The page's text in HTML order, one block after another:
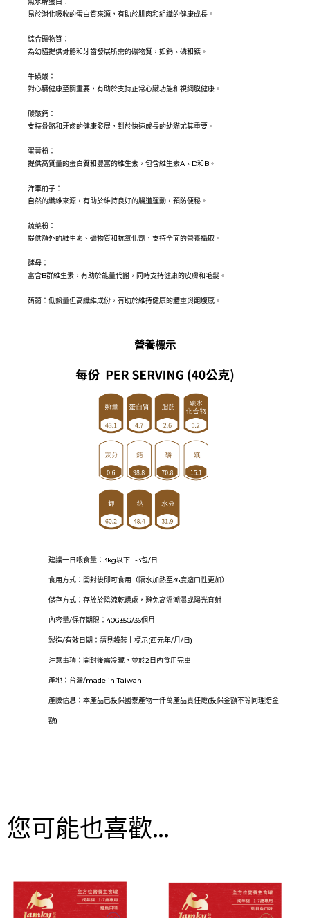
易於消化吸收的蛋白質來源，有助於肌肉和組織的健康成長。
綜合礦物質：
為幼貓提供骨骼和牙齒發展所需的礦物質，如鈣、磷和鎂。
牛磺酸：
對心臟健康至關重要，有助於支持正常心臟功能和視網膜健康。
碳酸鈣：
支持骨骼和牙齒的健康發展，對於快速成長的幼貓尤其重要。
蛋黃粉：
提供高質量的蛋白質和豐富的維生素，包含維生素A、D和B。
洋車前子：
自然的纖維來源，有助於維持良好的腸道運動，預防便秘。
蔬菜粉：
提供額外的維生素、礦物質和抗氧化劑，支持全面的營養攝取。
酵母：
富含B群維生素，有助於能量代謝，同時支持健康的皮膚和毛髮。
蒟蒻：低熱量但高纖維成份，有助於維持健康的體重與飽腹感。
營養標示
建議一日喂食量：3kg以下 1-3包/日
食用方式：開封後即可食用（隔水加熱至36度適口性更加）
儲存方式：存放於陰涼乾燥處，避免高溫潮濕或陽光直射
內容量/保存期限：40G±5G/36個月
製造/有效日期：請見袋裝上標示(西元年/月/日)
注意事項：開封後需冷藏，並於2日內食用完畢
產地：台灣/made in Taiwan
產險信息：本產品已投保國泰產物一仟萬產品責任險(投保金額不等同理賠金
額)
您可能也喜歡…